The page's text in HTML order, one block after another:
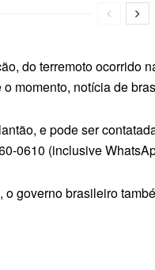
do terremoto
momento, notícia de
e pode ser
0610 (inclusive
governo brasileiro